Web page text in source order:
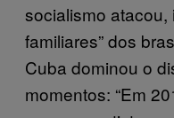
socialismo atacou,
familiares” dos
Cuba dominou o
momentos: “Em